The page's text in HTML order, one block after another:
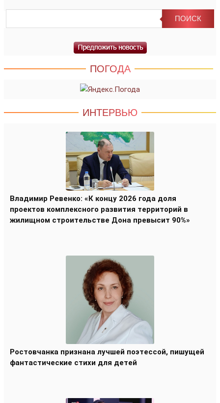
ПОГОДА
ИНТЕРВЬЮ
Владимир Ревенко: «К концу 2026 года доля
проектов комплексного развития территорий в
жилищном строительстве Дона превысит 90%»
Ростовчанка признана лучшей поэтессой, пишущей
фантастические стихи для детей